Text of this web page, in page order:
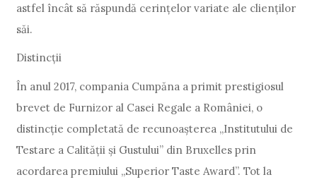
astfel încât să răspundă cerințelor variate ale clienților
săi.
Distincții
În anul 2017, compania Cumpăna a primit prestigiosul
brevet de Furnizor al Casei Regale a României, o
distincție completată de recunoașterea „Institutului de
Testare a Calității și Gustului” din Bruxelles prin
acordarea premiului „Superior Taste Award”. Tot la